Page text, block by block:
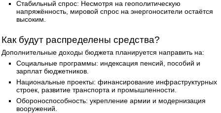
Стабильный спрос: Несмотря на геополитическую
напряжённость, мировой спрос на энергоносители остаётся
высоким.
Как будут распределены средства?
Дополнительные доходы бюджета планируется направить на:
Социальные программы: индексация пенсий, пособий и
зарплат бюджетников.
Национальные проекты: финансирование инфраструктурных
строек, развитие транспорта и промышленности.
Обороноспособность: укрепление армии и модернизация
вооружений.